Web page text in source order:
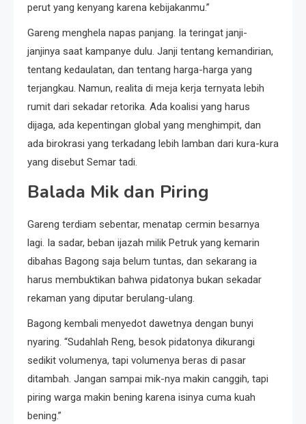
perut yang kenyang karena kebijakanmu.”
Gareng menghela napas panjang. Ia teringat janji-
janjinya saat kampanye dulu. Janji tentang kemandirian,
tentang kedaulatan, dan tentang harga-harga yang
terjangkau. Namun, realita di meja kerja ternyata lebih
rumit dari sekadar retorika. Ada koalisi yang harus
dijaga, ada kepentingan global yang menghimpit, dan
ada birokrasi yang terkadang lebih lamban dari kura-kura
yang disebut Semar tadi.
Balada Mik dan Piring
Gareng terdiam sebentar, menatap cermin besarnya
lagi. Ia sadar, beban ijazah milik Petruk yang kemarin
dibahas Bagong saja belum tuntas, dan sekarang ia
harus membuktikan bahwa pidatonya bukan sekadar
rekaman yang diputar berulang-ulang.
Bagong kembali menyedot dawetnya dengan bunyi
nyaring. “Sudahlah Reng, besok pidatonya dikurangi
sedikit volumenya, tapi volumenya beras di pasar
ditambah. Jangan sampai mik-nya makin canggih, tapi
piring warga makin bening karena isinya cuma kuah
bening.”